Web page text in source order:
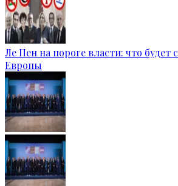
Ле Пен на пороге власти: что будет
Европы